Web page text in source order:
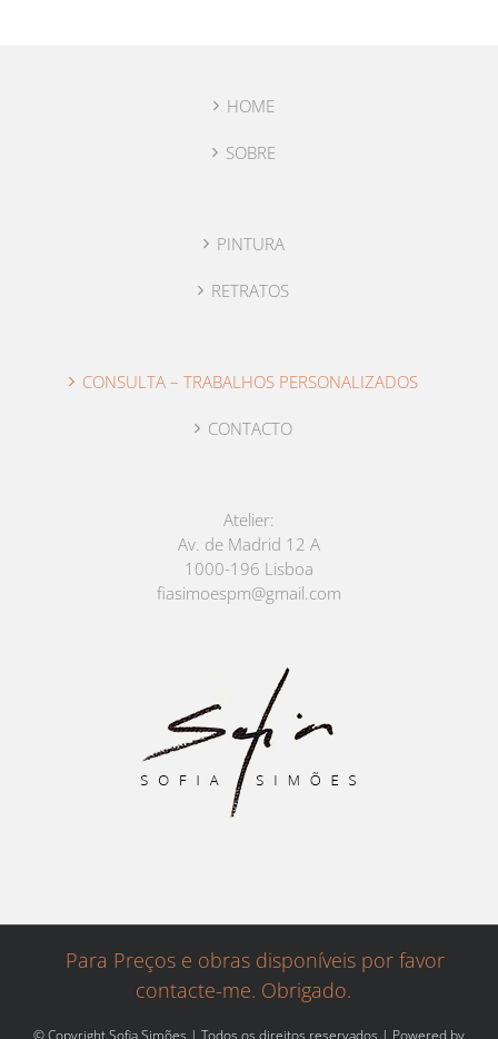
HOME
SOBRE
PINTURA
RETRATOS
CONSULTA – TRABALHOS PERSONALIZADOS
CONTACTO
Atelier:
Av. de Madrid 12 A
1000-196 Lisboa
fiasimoespm@gmail.com
Para Preços e obras disponíveis por favor
contacte-me. Obrigado.
© Copyright Sofia Simões | Todos os direitos reservados | Powered by